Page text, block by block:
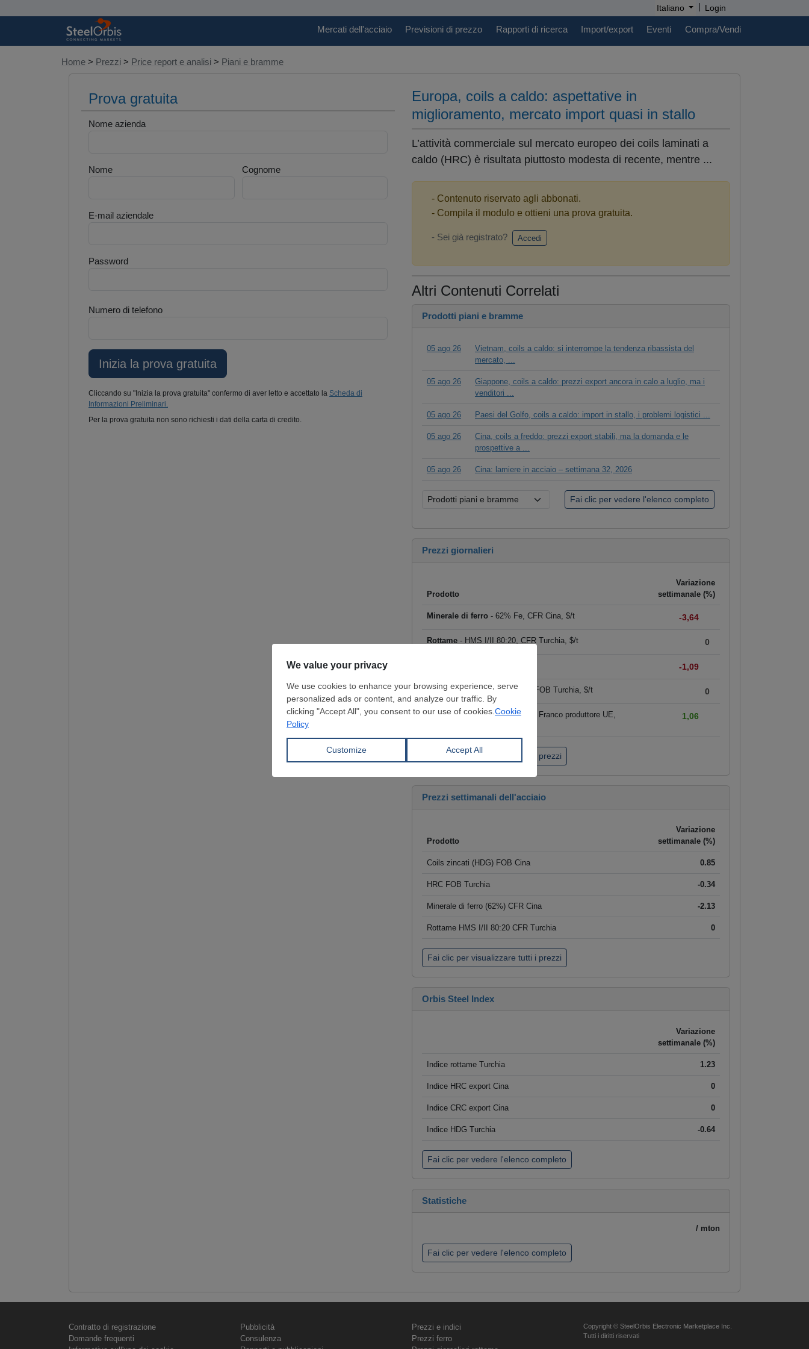
Italiano | Login
Mercati dell'acciaio Previsioni di prezzo Rapporti di ricerca Import/export Eventi Compra/Vendi
Home > Prezzi > Price report e analisi > Piani e bramme
Prova gratuita
Nome azienda
Nome Cognome
E-mail aziendale
Password
Numero di telefono
Cliccando su "Inizia la prova gratuita" confermo di aver letto e accettato la Scheda di
Informazioni Preliminari.
Per la prova gratuita non sono richiesti i dati della carta di credito.
Europa, coils a caldo: aspettative in
miglioramento, mercato import quasi in stallo
L’attività commerciale sul mercato europeo dei coils laminati a
caldo (HRC) è risultata piuttosto modesta di recente, mentre ...
- Contenuto riservato agli abbonati.
- Compila il modulo e ottieni una prova gratuita.
- Sei già registrato? Accedi
Altri Contenuti Correlati
Prodotti piani e bramme
05 ago 26
Vietnam, coils a caldo: si interrompe la tendenza ribassista del
mercato, ...
05 ago 26
Giappone, coils a caldo: prezzi export ancora in calo a luglio, ma i
venditori ...
05 ago 26 Paesi del Golfo, coils a caldo: import in stallo, i problemi logistici ...
05 ago 26
Cina, coils a freddo: prezzi export stabili, ma la domanda e le
prospettive a ...
05 ago 26 Cina: lamiere in acciaio – settimana 32, 2026
Prezzi giornalieri
Prodotto
Variazione
settimanale (%)
Minerale di ferro - 62% Fe, CFR Cina, $/t -3,64
Rottame - HMS I/II 80:20, CFR Turchia, $/t 0
-1,09
Tondo per cemento armato - FOB Turchia, $/t 0
Coils laminati a caldo (HRC)
- Franco produttore UE,
1,06
Fai clic per visualizzare tutti i prezzi
Prezzi settimanali dell'acciaio
Prodotto
Variazione
settimanale (%)
Coils zincati (HDG) FOB Cina 0.85
HRC FOB Turchia -0.34
Minerale di ferro (62%) CFR Cina -2.13
Rottame HMS I/II 80:20 CFR Turchia 0
Fai clic per visualizzare tutti i prezzi
Orbis Steel Index
Variazione
settimanale (%)
Indice rottame Turchia 1.23
Indice HRC export Cina 0
Indice CRC export Cina 0
Indice HDG Turchia -0.64
Fai clic per vedere l'elenco completo
Statistiche
/ mton
Fai clic per vedere l'elenco completo
Contratto di registrazione
Domande frequenti
Pubblicità
Consulenza
Prezzi e indici
Prezzi ferro
Copyright © SteelOrbis Electronic Marketplace Inc.
Tutti i diritti riservati